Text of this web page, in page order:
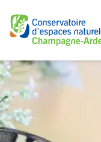
Logo du CENCA